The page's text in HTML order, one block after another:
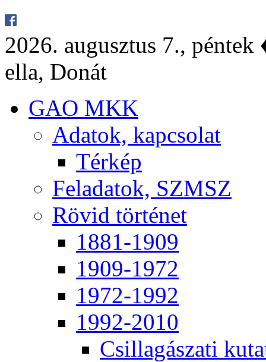
2026. au­gusz­tus 7.,
el­la, Do­nát
GAO MKK
Ada­tok, kap­cso­lat
Tér­kép
Fel­ada­tok, SZMSZ
Rö­vid tör­té­net
1881-1909
1909-1972
1972-1992
1992-2010
Csil­la­gá­sza­ti